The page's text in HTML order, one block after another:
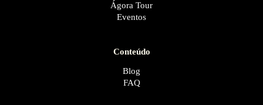
Ágora Tour
Eventos
Conteúdo
Blog
FAQ